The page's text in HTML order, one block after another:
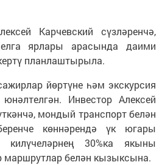
Карчевский сүзләренчә,
ярлары арасында даими
планлаштырыла.
йөртүне һәм экскурсия
Инвестор Алексей
мондый транспорт белән
көннәрендә үк югары
килүчеләрнең 30%ка якыны
маршрутлар белән кызыксына.